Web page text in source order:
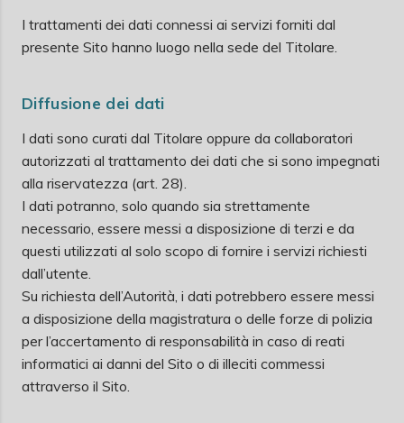
I trattamenti dei dati connessi ai servizi forniti dal
presente Sito hanno luogo nella sede del Titolare.
Diffusione dei dati
I dati sono curati dal Titolare oppure da collaboratori
autorizzati al trattamento dei dati che si sono impegnati
alla riservatezza (art. 28).
I dati potranno, solo quando sia strettamente
necessario, essere messi a disposizione di terzi e da
questi utilizzati al solo scopo di fornire i servizi richiesti
dall’utente.
Su richiesta dell’Autorità, i dati potrebbero essere messi
a disposizione della magistratura o delle forze di polizia
per l’accertamento di responsabilità in caso di reati
informatici ai danni del Sito o di illeciti commessi
attraverso il Sito.